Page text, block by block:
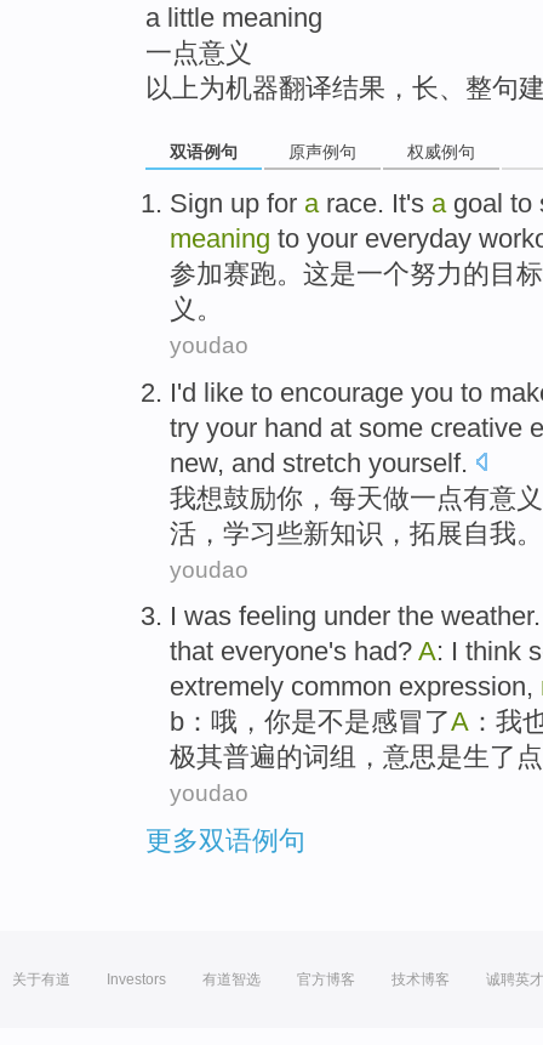
a little meaning
一点意义
以上为机器翻译结果，长、整句
双语例句 原声例句 权威例句
Sign up for a race. It's a goal to
meaning to your everyday
参加赛跑。 这是一个努力的 目标
义 。
youdao
I'd like to encourage you to
try your hand at some creative
new, and stretch yourself.
我想鼓励你 ， 每天做一点有意义
活 ， 学习些新知识， 拓展自我。
youdao
I was feeling under the
that everyone's had? A: I think
extremely common expression,
b ： 哦 ， 你是不是感冒 了A ： 我
极其普遍的词组 ， 意思是生了
youdao
更多双语例句
关于有道 Investors 有道智选 官方博客 技术博客 诚聘英才